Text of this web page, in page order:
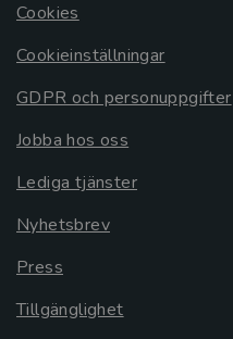
Cookies
Cookieinställningar
GDPR och personuppgifter
Jobba hos oss
Lediga tjänster
Nyhetsbrev
Press
Tillgänglighet